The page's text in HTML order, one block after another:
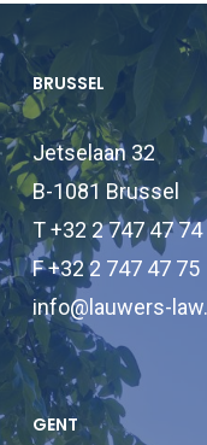
BRUSSEL
Jetselaan 32
B-1081 Brussel
T +32 2 747 47 74
F +32 2 747 47 75
info@lauwers-
GENT